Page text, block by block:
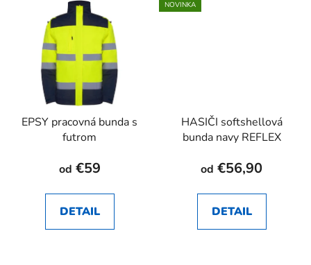
EPSY pracovná bunda s
futrom
od €59
DETAIL
NOVINKA
HASIČI softshellová
bunda navy REFLEX
od €56,90
DETAIL